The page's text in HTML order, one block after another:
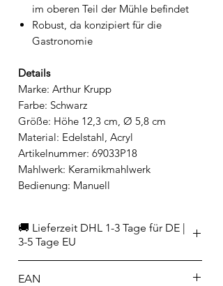
im oberen Teil der Mühle befindet
Robust, da konzipiert für die
Gastronomie
Details
Marke: Arthur Krupp
Farbe: Schwarz
Größe: Höhe 12,3 cm, Ø 5,8 cm
Material: Edelstahl, Acryl
Artikelnummer: 69033P18
Mahlwerk: Keramikmahlwerk
Bedienung: Manuell
🚚 Lieferzeit DHL 1-3 Tage für DE |
3-5 Tage EU
EAN